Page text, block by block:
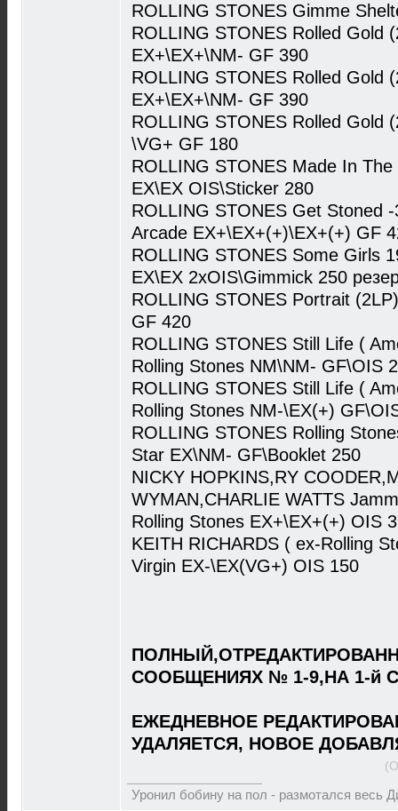
ROLLING STONES Gimme
ROLLING STONES Rolled Gold
EX+\EX+\NM- GF 390
ROLLING STONES Rolled Gold
EX+\EX+\NM- GF 390
ROLLING STONES Rolled Gold
\VG+ GF 180
ROLLING STONES Made In
EX\EX OIS\Sticker 280
ROLLING STONES Get Stoned
Arcade EX+\EX+(+)\EX+(+) GF
ROLLING STONES Some Girls
EX\EX 2xOIS\Gimmick 250
ROLLING STONES Portrait
GF 420
ROLLING STONES Still Life (
Rolling Stones NM\NM- GF\OIS
ROLLING STONES Still Life (
Rolling Stones NM-\EX(+)
ROLLING STONES Rolling
Star EX\NM- GF\Booklet 250
NICKY HOPKINS,RY
WYMAN,CHARLIE WATTS
Rolling Stones EX+\EX+(+) OIS
KEITH RICHARDS ( ex-Rolling
Virgin EX-\EX(VG+) OIS 150
СООБЩЕНИЯХ № 1-9,НА 1-й
ЕЖЕДНЕВНОЕ
УДАЛЯЕТСЯ, НОВОЕ
Уронил бобину на пол - размотался весь